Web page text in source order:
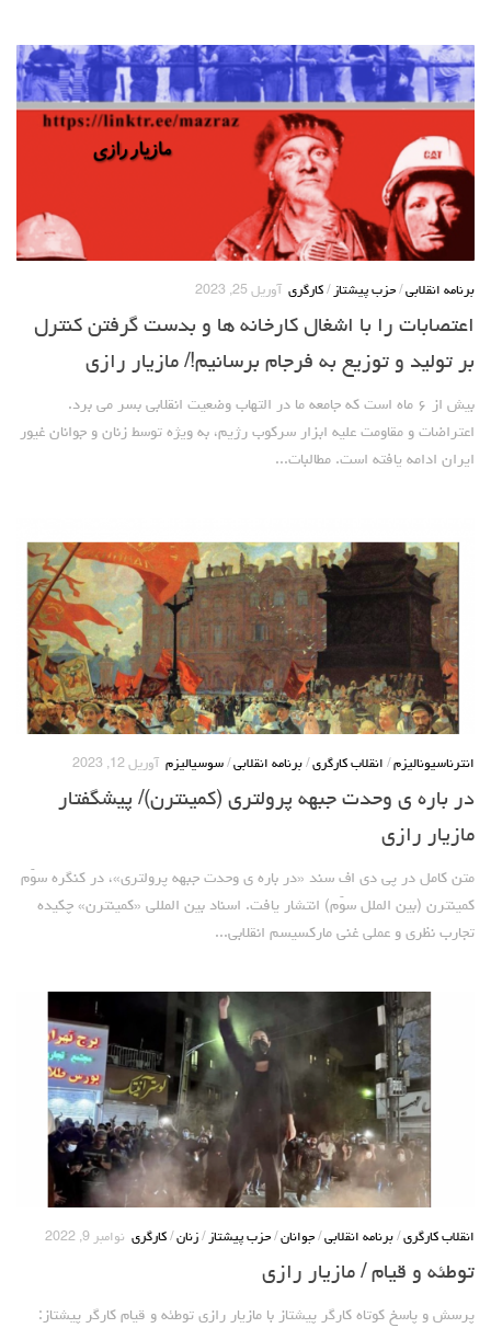
برنامه انقلابی / حزب پیشتاز / کارگری آوریل 25, 2023
اعتصابات را با اشغال کارخانه ها و بدست گرفتن کنترل
بر تولید و توزیع به فرجام برسانیم!/ مازیار رازی
بیش از ۶ ماه است که جامعه ما در التهاب وضعیت انقلابی بسر می برد.
اعتراضات و مقاومت علیه ابزار سرکوب رژیم، به ویژه توسط زنان و جوانان غیور
ایران ادامه یافته است. مطالبات...
انترناسیونالیزم / انقلاب کارگری / برنامه انقلابی / سوسیالیزم آوریل 12, 2023
در باره ی وحدت جبهه پرولتری (کمینترن)/ پیشگفتار
مازیار رازی
متن کامل در پی دی اف سند «در باره ی وحدت جبهه پرولتری»، در کنگره سوّم
کمینترن (بین الملل سوّم) انتشار یافت. اسناد بین المللی «کمینترن» چکیده
تجارب نظری و عملی غنی مارکسیسم انقلابی...
انقلاب کارگری / برنامه انقلابی / جوانان / حزب پیشتاز / زنان / کارگری نوامبر 9, 2022
توطئه و قیام / مازیار رازی
پرسش و پاسخ کوتاه کارگر پیشتاز با مازیار رازی توطئه و قیام کارگر پیشتاز: